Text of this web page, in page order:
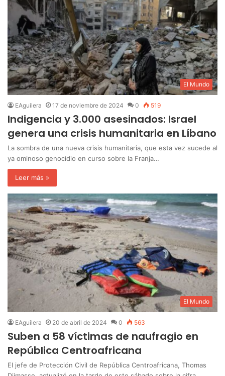
El Mundo
EAguilera 17 de noviembre de 2024 0 519
Indigencia y 3.000 asesinados: Israel
genera una crisis humanitaria en Líbano
La sombra de una nueva crisis humanitaria, que esta vez sucede al
ya ominoso genocidio en curso sobre la Franja…
Leer más »
El Mundo
EAguilera 20 de abril de 2024 0 563
Suben a 58 víctimas de naufragio en
República Centroafricana
El jefe de Protección Civil de República Centroafricana, Thomas